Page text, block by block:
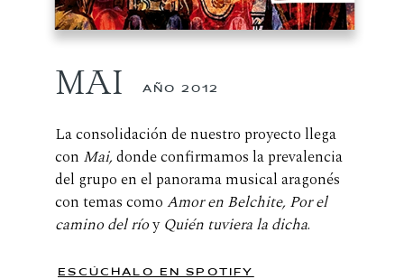
MAI AÑO 2012
La consolidación de nuestro proyecto llega
con Mai,donde confirmamos la prevalencia
del grupo en el panorama musical aragonés
con temas comoAmor en Belchite, Por el
camino del ríoyQuién tuviera la dicha.
ESCÚCHALO EN SPOTIFY